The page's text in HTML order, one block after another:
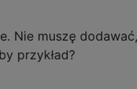
Nie muszę
przykład?